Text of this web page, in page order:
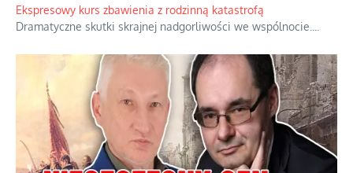
Ekspresowy kurs zbawienia z rodzinną katastrofą
Dramatyczne skutki skrajnej nadgorliwości we wspólnocie.